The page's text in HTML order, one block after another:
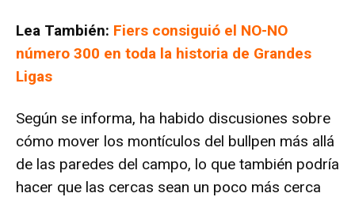
Lea También: Fiers consiguió el NO-NO
número 300 en toda la historia de Grandes
Ligas
Según se informa, ha habido discusiones sobre
cómo mover los montículos del bullpen más allá
de las paredes del campo, lo que también podría
hacer que las cercas sean un poco más cerca